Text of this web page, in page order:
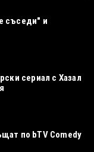
съседи" и
сериал с Хазал
по bTV Comedy